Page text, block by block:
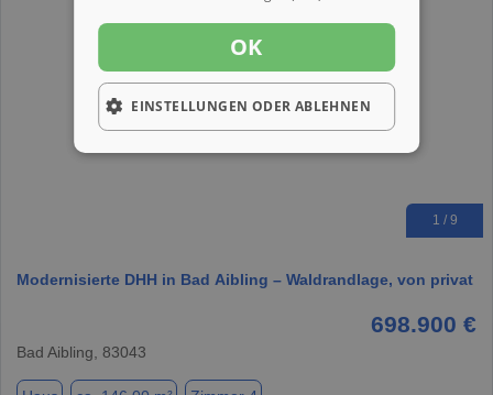
1 / 9
Modernisierte DHH in Bad Aibling – Waldrandlage, von privat
698.900 €
Bad Aibling, 83043
OK
EINSTELLUNGEN ODER ABLEHNEN